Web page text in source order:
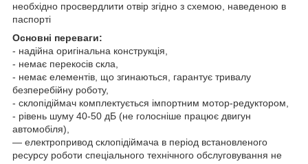
необхідно просвердлити отвір згідно з схемою, наведеною в
паспорті
Основні переваги:
- надійна оригінальна конструкція,
- немає перекосів скла,
- немає елементів, що згинаються, гарантує тривалу
безперебійну роботу,
- склопідіймач комплектується імпортним мотор-редуктором,
- рівень шуму 40-50 дБ (не голосніше працює двигун
автомобіля),
— електропривод склопідіймача в період встановленого
ресурсу роботи спеціального технічного обслуговування не